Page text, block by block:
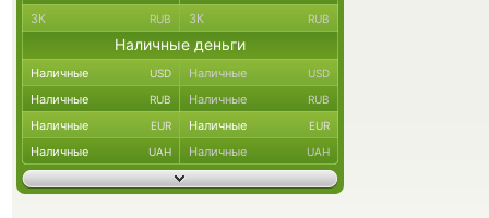
ЗК RUB ЗК RUB
Наличные деньги
Наличные USD Наличные USD
Наличные RUB Наличные RUB
Наличные EUR Наличные EUR
Наличные UAH Наличные UAH